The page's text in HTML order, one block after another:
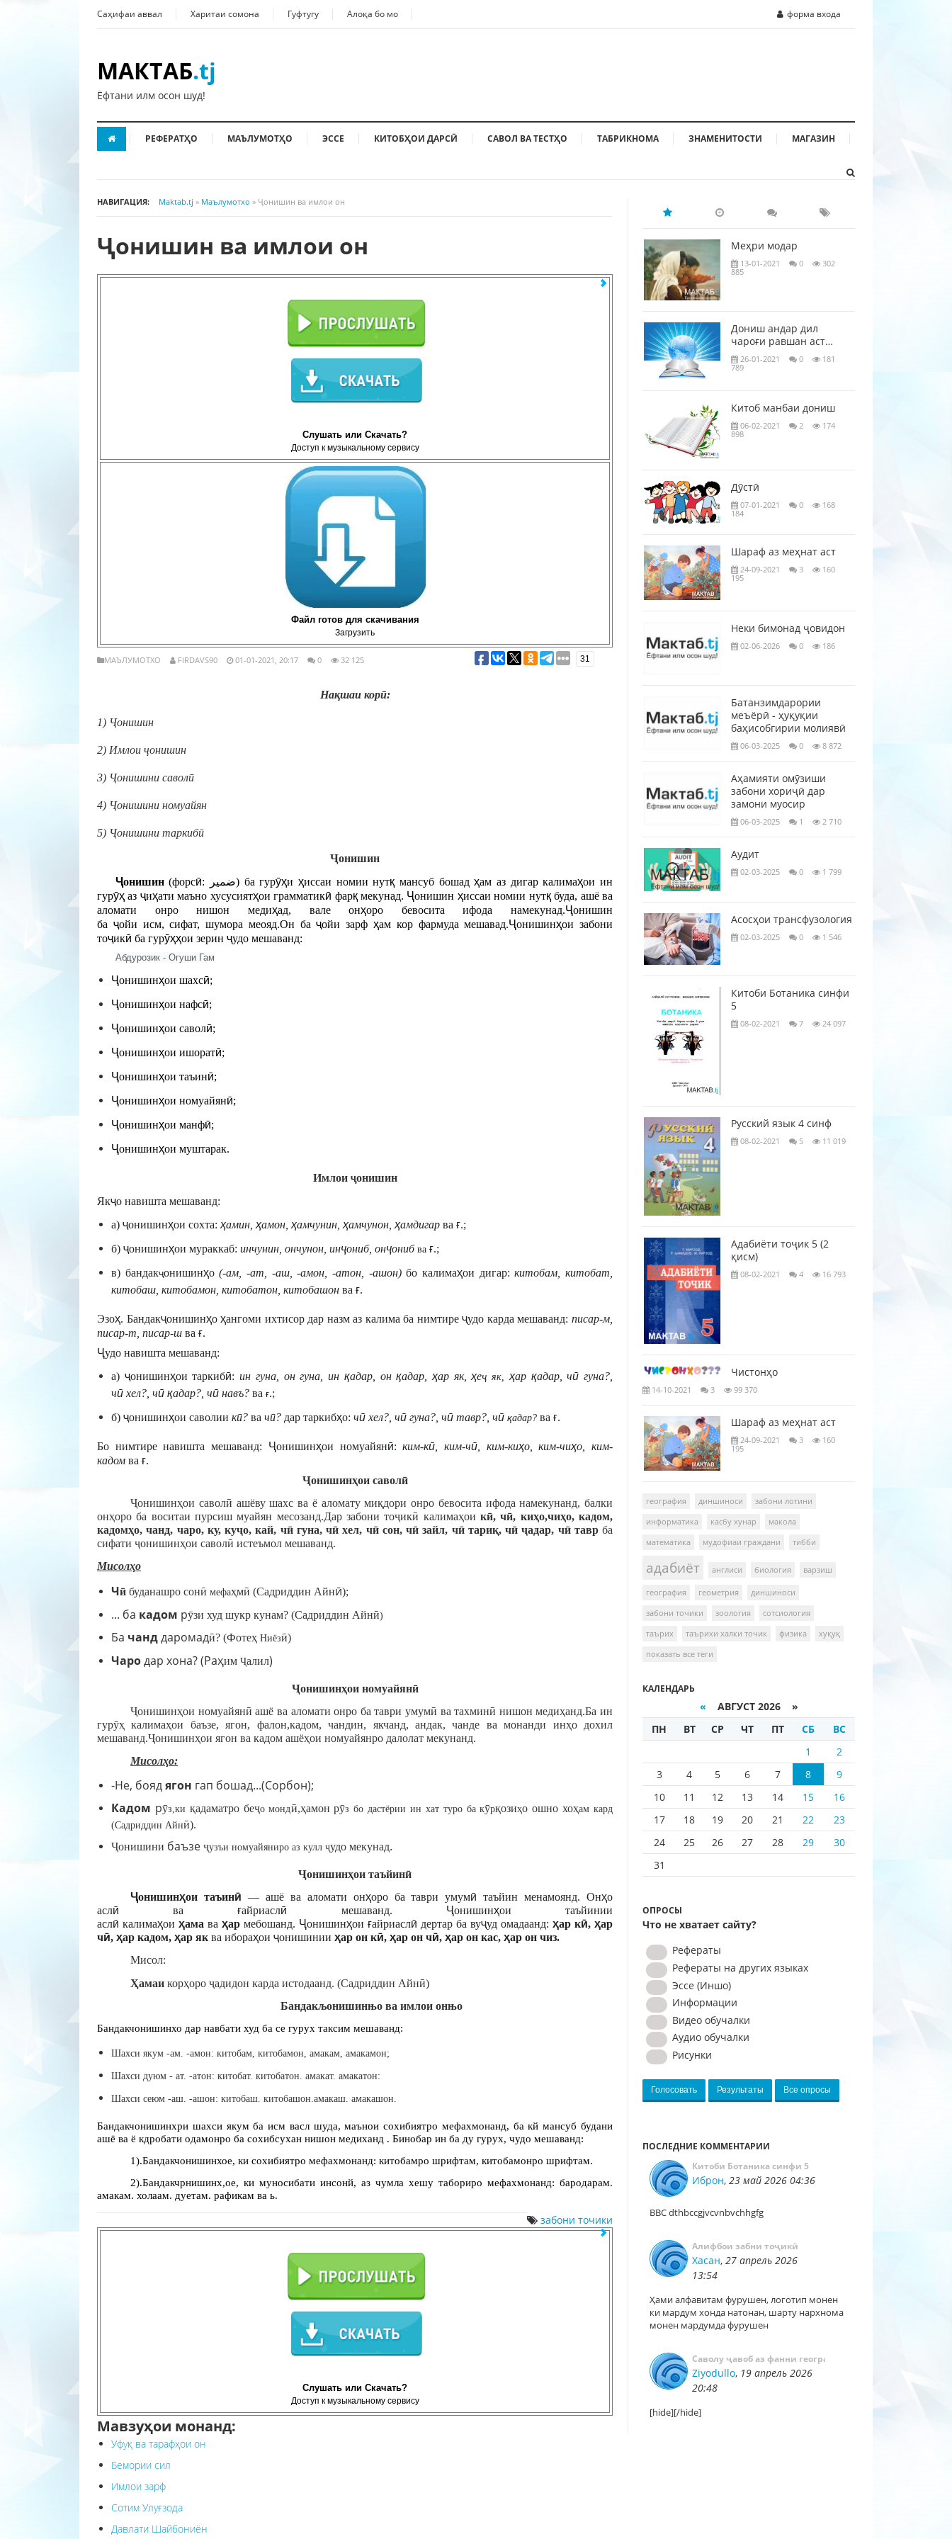
Саҳифаи аввал Харитаи сомона Гуфтугу Алоқа бо мо форма входа
МАКТАБ.tj
Ёфтани илм осон шуд!
РЕФЕРАТҲО МАЪЛУМОТҲО ЭССЕ КИТОБҲОИ ДАРСӢ САВОЛ ВА ТЕСТҲО ТАБРИКНОМА ЗНАМЕНИТОСТИ МАГАЗИН
НАВИГАЦИЯ: Maktab.tj » Маълумотхо » Ҷонишин ва имлои он
Ҷонишин ва имлои он
Слушать или Скачать?
Доступ к музыкальному сервису
Файл готов для скачивания
Загрузить
МАЪЛУМОТХО FIRDAVS90 01-01-2021, 20:17 0 32 125 31
Нақшаи корӣ:
1) Ҷонишин
2) Имлои ҷонишин
3) Ҷонишини саволӣ
4) Ҷонишини номуайян
5) Ҷонишини таркибӣ
Ҷонишин
Ҷонишин(форсӣ: ضمیر) ба гурӯҳи ҳиссаи номии нутқ мансуб бошадҳам аз дигар калимаҳои ин
гурӯҳ аз ҷиҳати маъно хусусиятҳои грамматикӣ фарқмекунад. Ҷонишин ҳиссаи номии нутқбуда, ашё ва
аломати онро нишон медиҳад, вале онҳоро бевосита ифода намекунад.Ҷонишин
ба ҷойи исм,сифат,шумора меояд.Он баҷойизарф ҳам кор фармуда мешавад.Ҷонишинҳои забони
тоҷикӣ ба гурӯҳҳои зерин ҷудо мешаванд:
Абдурозик - Огуши Гам
Ҷонишинҳои шахсӣ;
Ҷонишинҳои нафсӣ;
Ҷонишинҳои саволӣ;
Ҷонишинҳои ишоратӣ;
Ҷонишинҳои таъинӣ;
Ҷонишинҳои номуайянӣ;
Ҷонишинҳои манфӣ;
Ҷонишинҳои муштарак.
Имлои ҷонишин
Якҷо навишта мешаванд:
а) ҷонишинҳои сохта: ҳамин, ҳамон, ҳамчунин, ҳамчунон, ҳамдигар ва ғ.;
б) ҷонишинҳои мураккаб: инчунин, ончунон, инҷониб, онҷонибва ғ.;
в) бандакҷонишинҳо(-ам, -ат, -аш, -амон, -атон, -ашон)бо калимаҳои дигар:китобам, китобат,
китобаш, китобамон, китобатон, китобашон ва ғ.
Эзоҳ. Бандакҷонишинҳоҳангоми ихтисор дар назм аз калима ба нимтиреҷудо карда мешаванд:писар-м,
писар-т, писар-ш ва ғ.
Ҷудо навишта мешаванд:
а) ҷонишинҳои таркибӣ:ин гуна, он гуна, ин қадар, онқадар,ҳар як,ҳеҷ як, ҳар қадар, чӣ гуна?,
чӣ хел?, чӣ қадар?, чӣ навъ? ва ғ.;
б) ҷонишинҳои саволии кӣ? ва чӣ? дар таркибҳо: чӣ хел?, чӣ гуна?, чӣ тавр?, чӣ қадар? ва ғ.
Бо нимтире навишта мешаванд: Ҷонишинҳои номуайянӣ:ким-кӣ , ким-чӣ, ким-киҳо, ким-чиҳо, ким-
кадом ва ғ.
Ҷонишинҳоисаволӣ
Ҷонишинҳои саволӣ ашёву шахс ва ё аломату миқдори онро бевосита ифода намекунанд, балки
онҳоро ба воситаи пурсиш муайян месозанд.Дар забони тоҷикӣ калимаҳоикӣ, чӣ, киҳо,чиҳо, кадом,
кадомҳо, чанд, чаро, ку, куҷо, кай, чӣгуна, чӣ хел, чӣсон, чӣ зайл, чӣтариқ, чӣ ҷадар, чӣтаврба
сифати ҷонишинҳои саволӣ истеъмол мешаванд.
Мисолҳо
Чӣ буданашро сонӣ мефаҳмӣ (Садриддин Айнӣ);
... ба кадом рӯзи худ шукр кунам? (Садриддин Айнӣ)
Ба чанддаромадӣ? (Фотеҳ Ниёзӣ)
Чародар хона? (Раҳим Ҷалил)
Ҷонишинҳоиномуайянӣ
Ҷонишинҳои номуайянӣ ашё ва аломати онро ба таври умумӣ ва тахминӣ нишон медиҳанд.Ба ин
гурӯҳ калимаҳои баъзе, ягон, фалон,кадом, чандин, якчанд, андак, чанде ва монанди инҳо дохил
мешаванд.Ҷонишинҳои ягон ва кадом ашёҳои номуайянро далолат мекунанд.
Мисолҳо:
-Не, боядягон гап бошад...(Сорбон);
Кадом рӯз,ки қадаматро беҷо мондӣ,ҳамон рӯз бо дастёрии ин хат туро ба кӯрқозиҳо ошно хоҳам кард
(Садриддин Айнӣ).
Ҷонишини баъзе ҷузъи номуайяниро аз кулл ҷудо мекунад.
Ҷонишинҳои таъйинӣ
Ҷонишинҳои таъинӣ — ашё ва аломати онҳоро ба таври умумӣ таъйин менамоянд. Онҳо
аслӣ вағайриаслӣ мешаванд. Ҷонишинҳои таъйинии
аслӣ калимаҳои ҳама ва ҳар мебошанд. Ҷонишинҳои ғайриаслӣ дертар ба вуҷуд омадаанд: ҳар кӣ, ҳар
чӣ, ҳар кадом, ҳар як ва ибораҳои ҷонишинии ҳар он кӣ, ҳар он чӣ, ҳар он кас, ҳар он чиз.
Мисол:
Ҳамаи корҳороҷадидон карда истодаанд. (Садриддин Айнӣ)
Бандакљонишинњо ва имлои онњо
Бандакчонишинхо дар навбати худ ба се гурух таксим мешаванд:
Шахси якум -ам. -амон: китобам, китобамон, амакам, амакамон;
Шахси дуюм - ат. -атон: китобат. китобатон. амакат. амакатон:
Шахси сеюм -аш. -ашон: китобаш. китобашон.амакаш. амакашон.
Бандакчонишинхри шахси якум ба исм васл шуда, маънои сохибиятро мефахмонанд, ба кй мансуб будани
ашё ва ё кдробати одамонро ба сохибсухан нишон медиханд . Бинобар ин ба ду гурух, чудо мешаванд:
1).Бандакчонишинхое, ки сохибиятро мефахмонанд: китобамро шрифтам, китобамонро шрифтам.
2).Бандакчрнишинх,ое, ки муносибати инсонй, аз чумла хешу табориро мефахмонанд: бародарам.
амакам. холаам. дуетам. рафикам ва ь.
забони точики
Слушать или Скачать?
Доступ к музыкальному сервису
Мавзуҳои монанд:
Уфуқ ва тарафҳои он
Бемории сил
Имлои зарф
Сотим Улуғзода
Давлати Шайбониён
Меҳри модар
13-01-2021 0
302
885
Дониш андар дил
чароғи равшан аст…
26-01-2021 0
181
789
Китоб манбаи дониш
06-02-2021 2
174
898
Дӯстӣ
07-01-2021 0
168
184
Шараф аз меҳнат аст
24-09-2021 3
160
195
Неки бимонад ҷовидон
02-06-2026 0 186
Батанзимдарории
меъёрӣ - ҳуқуқии
баҳисобгирии молиявӣ
06-03-2025 0 8 872
Аҳамияти омӯзиши
забони хориҷӣ дар
замони муосир
06-03-2025 1 2 710
Аудит
02-03-2025 0 1 799
Асосҳои трансфузология
02-03-2025 0 1 546
Китоби Ботаника синфи
5
08-02-2021 7 24 097
Русский язык 4 синф
08-02-2021 5 11 019
Адабиёти тоҷик 5 (2
қисм)
08-02-2021 4 16 793
Чистонҳо
14-10-2021 3 99 370
Шараф аз меҳнат аст
24-09-2021 3
160
195
география диншиноси
забони лотини
информатика
касбу хунар
макола
математика
мудофиаи граждани тибби
адабиёт англиси биология варзиш
география геометрия
диншиноси
забони точики
зоология
сотсиология
таърих
таърихи халки точик физика
хуқуқ
показать все теги
КАЛЕНДАРЬ
« АВГУСТ 2026 »
ПН
ВТ СР ЧТ ПТ СБ
ВС
1
2
3
4 5 6 7 8
9
10
11 12 13 14 15
16
17
18 19 20 21 22
23
24
25 26 27 28 29
30
31
ОПРОСЫ
Что не хватает сайту?
Рефераты
Рефераты на других языках
Эссе (Иншо)
Информации
Видео обучалки
Аудио обучалки
Рисунки
Голосовать Результаты Все опросы
ПОСЛЕДНИЕ КОММЕНТАРИИ
Китоби Ботаника синфи 5
Иброн, 23 май 2026 04:36
BBC dthbccgjvcvnbvchhgfg
Алифбои забни тоҷикӣ
Хасан, 27 апрель 2026
13:54
Ҳами алфавитам фурушен, логотип монен
ки мардум хонда натонан, шарту нархнома
монен мардумда фурушен
Cаволу ҷавоб аз фанни география
Ziyodullo, 19 апрель 2026
20:48
[hide][/hide]